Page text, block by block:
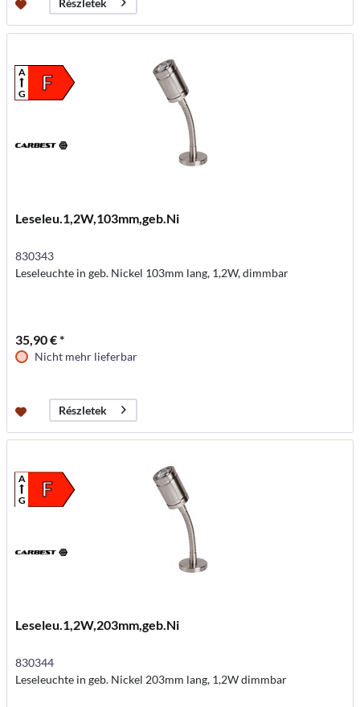
Részletek
F
A
G
Leseleu.1,2W,103mm,geb.Ni
830343
Leseleuchte in geb. Nickel 103mm lang, 1,2W, dimmbar
35,90 € *
Nicht mehr lieferbar
Részletek
F
A
G
Leseleu.1,2W,203mm,geb.Ni
830344
Leseleuchte in geb. Nickel 203mm lang, 1,2W dimmbar